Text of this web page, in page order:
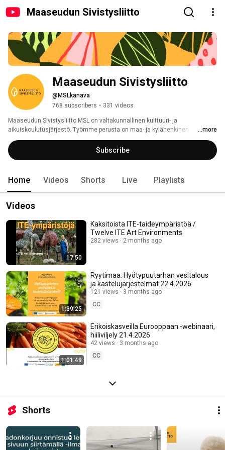
Maaseudun Sivistysliitto
Maaseudun Sivistysliitto
@MSLkanava
768 subscribers • 331 videos
Maaseudun Sivistysliitto MSL on valtakunnallinen kulttuuri- ja
aikuiskoulutusjärjestö. Työmme perusta on maa- ja kylähenkinen
elämäntapa. Toimintamme edistää vastuullisuutta, moniarvoisuutta ja
yhdenvertaisuutta. Luonnon ja ihmisen välinen kumppanuus on elinehto,
jota tuemme ympäristösivistyksen periaattein. MSL on
kuntayhteistyö, hiiliviisaus, ympäristötaide ja ITE-taide.
...more
Subscribe
Home Videos Shorts Live Playlists
Videos
17:50
Kaksitoista ITE-taideympäristöä /
Twelve ITE Art Environments
282 views 2 months ago
1:39:25
Ryytimaa: Hyötypuutarhan vesitalous
ja kastelujärjestelmät 22.4.2026
121 views
3 months ago
CC
1:01:49
Erikoiskasveilla Eurooppaan -webinaari,
hiiliviljely 21.4.2026
42 views
3 months ago
CC
Shorts